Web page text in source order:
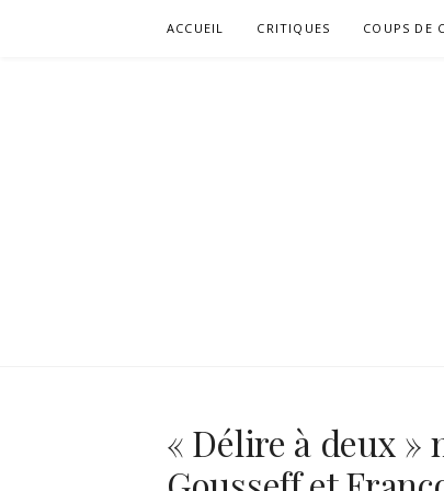
ACCUEIL CRITIQUES COUPS DE
« Délire à deux »